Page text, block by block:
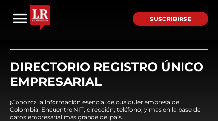
SUSCRIBIRSE
DIRECTORIO REGISTRO ÚNICO
EMPRESARIAL
¡Conozca la información esencial de cualquier empresa de
Colombia! Encuentre NIT, dirección, teléfono, y mas en la base de
datos empresarial mas grande del país.